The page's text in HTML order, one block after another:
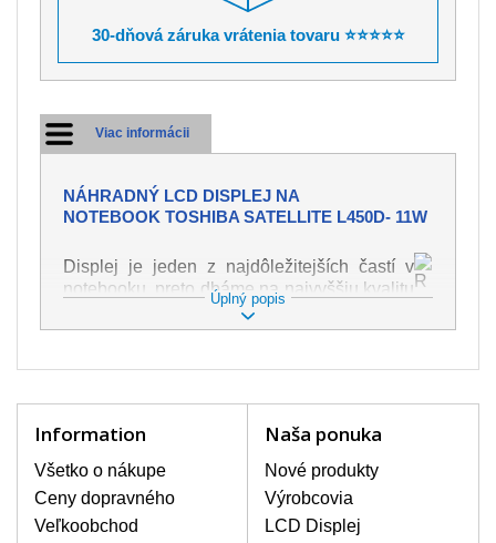
30-dňová záruka vrátenia tovaru ⭐⭐⭐⭐⭐
Viac informácii
NÁHRADNÝ LCD DISPLEJ NA
NOTEBOOK TOSHIBA SATELLITE L450D- 11W
Displej je jeden z najdôležitejších častí v
notebooku, preto dbáme na najvyššiu kvalitu
tohto náhradného dielu. Slúži k
zobrazovaniu textu či obrazu v rôznej
najväčšou opatrnosťou. Medzi najčastejšie
poškodenie napr. prasklinu alebo
poškrábanie. Ďalej zvislé pruhy, nesvietiaci
displej, preblikávanie alebo nerovnomerný
jas.
Úplný popis
Information
Všetko o nákupe
Ceny dopravného
Veľkoobchod
Naša ponuka
Nové produkty
Výrobcovia
LCD Displej